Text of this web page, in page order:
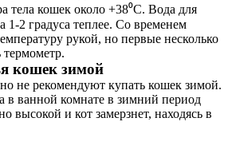
тела кошек около +38⁰С. Вода для
1-2 градуса теплее. Со временем
рукой, но первые несколько
термометр.
кошек зимой
не рекомендуют купать кошек зимой.
в ванной комнате в зимний период
высокой и кот замерзнет, находясь в